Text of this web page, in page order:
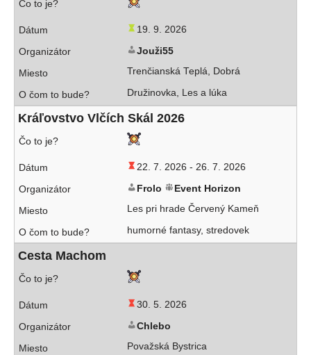
19. 9. 2026
Jouži55
Trenčianská Teplá, Dobrá
Družinovka, Les a lúka
Kráľovstvo Vlčích Skál 2026
22. 7. 2026 - 26. 7. 2026
Frolo
Event Horizon
Les pri hra­de Červený Kameň
humor­né fan­ta­sy, stredovek
Cesta Machom
30. 5. 2026
Chlebo
Považská Bystrica